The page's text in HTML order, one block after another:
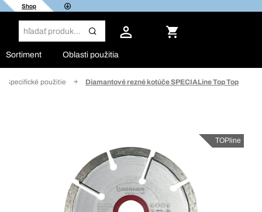
Shop
Sortiment Oblasti použitia
Špecifické použitie Diamantové rezné kotúče SPECIALine Top Top
TOPline